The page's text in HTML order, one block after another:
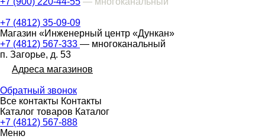
+7 (4812) 35-09-09
Магазин «Инженерный центр «Дункан»
+7 (4812) 567-333 — многоканальный
п. Загорье, д. 53
Адреса магазинов
Обратный звонок
Все контакты Контакты
Каталог товаров Каталог
+7 (4812) 567-888
Меню